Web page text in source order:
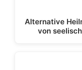
Alternative
von